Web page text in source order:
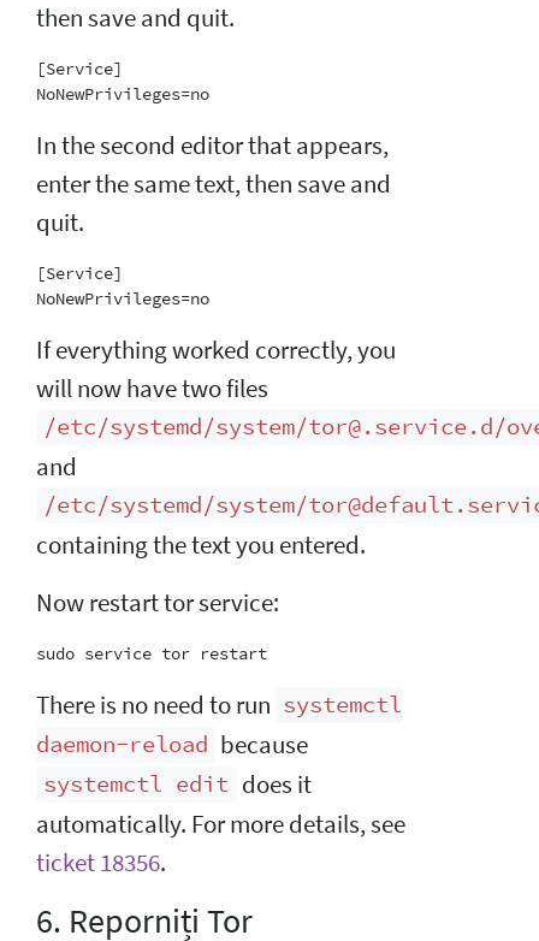
then save and quit.
[Service]
In the second editor that appears,
enter the same text, then save and
quit.
[Service]
If everything worked correctly, you
will now have two files
/etc/systemd/system/tor@.service.d/
and
/etc/systemd/system/
containing the text you entered.
Now restart tor service:
There is no need to run systemctl
daemon-reload because
systemctl edit does it
automatically. For more details, see
ticket 18356.
6. Reporniți Tor